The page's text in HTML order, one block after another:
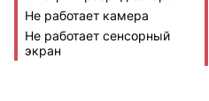
Не работает камера
Не работает сенсорный
экран